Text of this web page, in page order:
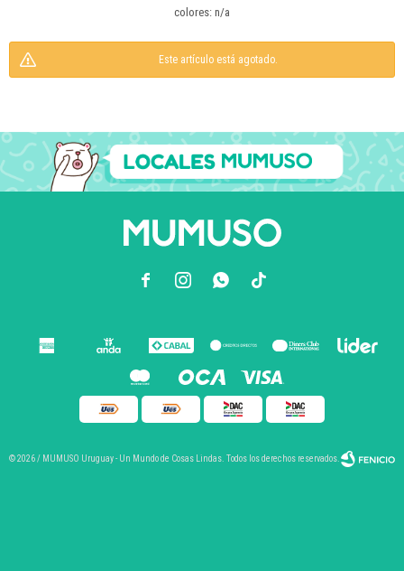
colores: n/a
Este artículo está agotado.
  
© 2026 / MUMUSO Uruguay - Un Mundo de Cosas Lindas. Todos los derechos reservados.